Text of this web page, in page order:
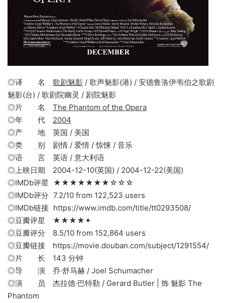
◎译 名 歌剧魅影 / 歌声魅影(港) / 安德鲁洛伊韦伯之歌剧
魅影(台) / 歌剧院幽灵 / 剧院魅影
◎片 名 The Phantom of the Opera
◎年 代 2004
◎产 地 英国 / 美国
◎类 别 剧情 / 爱情 / 惊悚 / 音乐
◎语 言 英语 / 意大利语
◎上映日期 2004-12-10(英国) / 2004-12-22(美国)
◎IMDb评星 ★★★★★★★☆☆☆
◎IMDb评分 7.2/10 from 122,523 users
◎IMDb链接 https://www.imdb.com/title/tt0293508/
◎豆瓣评星 ★★★★✦
◎豆瓣评分 8.5/10 from 152,864 users
◎豆瓣链接 https://movie.douban.com/subject/1291554/
◎片 长 143 分钟
◎导 演 乔·舒马赫 / Joel Schumacher
◎演 员 杰拉德·巴特勒 / Gerard Butler | 饰 魅影 The
Phantom